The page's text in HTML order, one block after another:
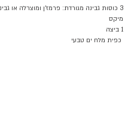
3 כוסות גבינה מגורדת: פרמז׳ן ומוצרלה או
מיקס
1 ביצה